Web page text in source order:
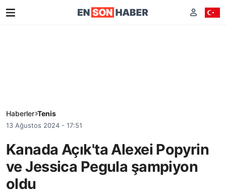
Haberler Tenis
13 Ağustos 2024 - 17:51
Kanada Açık'ta Alexei Popyrin
ve Jessica Pegula şampiyon
oldu